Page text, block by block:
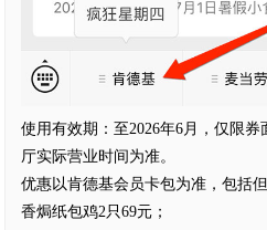
使用有效期：至2026年6月，仅限
厅实际营业时间为准。
优惠以肯德基会员卡包为准，包括但
香焗纸包鸡2只69元；